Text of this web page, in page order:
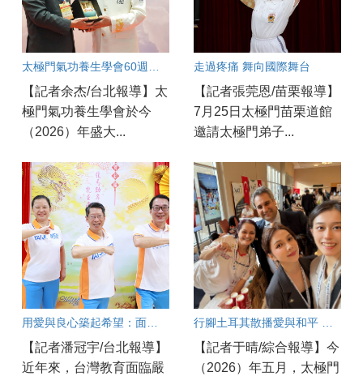
【記者余杰/台北報導】太
極門氣功養生學會於今
（2026）年盛大...
走過疼痛 舞向國際舞台
【記者張莞恩/苗栗報導】
7月25日太極門苗栗道館
邀請太極門弟子...
用愛與良心築起希望：面對教育現場的焦慮與AI浪潮，他們如何陪伴孩子成長？
【記者潘冠宇/台北報導】
近年來，台灣教育面臨嚴
行腳土耳其散播愛與和平 新世代AI講師劉宜欣感動分享
【記者于晴/綜合報導】今
（2026）年五月，太極門